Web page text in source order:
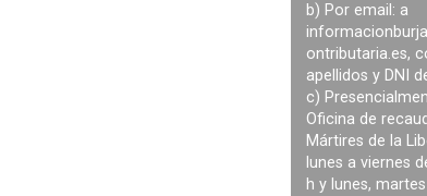
b) Por email: a
ontributaria.es,
apellidos y DNI
c)
Oficina de
Mártires de la
lunes a viernes
h y lunes,